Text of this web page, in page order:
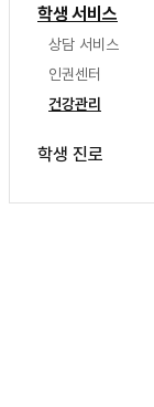
학생 서비스
상담 서비스
인권센터
건강관리
학생 진로